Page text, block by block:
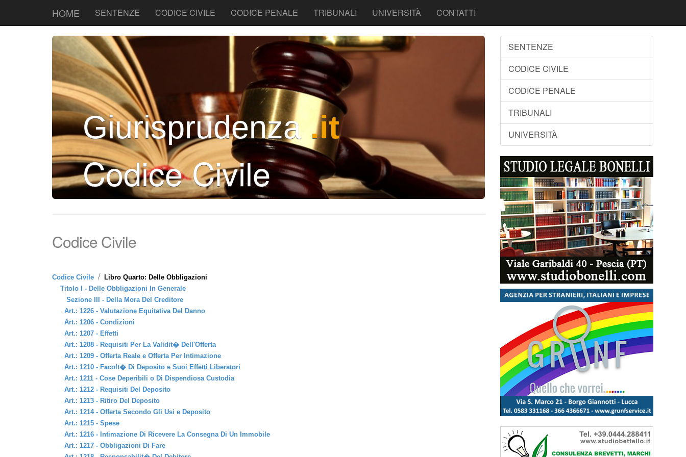
HOME SENTENZE CODICE CIVILE CODICE PENALE TRIBUNALI UNIVERSITÀ CONTATTI
Giurisprudenza.it
Codice Civile
Codice Civile
Codice Civile / Libro Quarto: Delle Obbligazioni
Titolo I - Delle Obbligazioni In Generale
Sezione III - Della Mora Del Creditore
Art.: 1226 - Valutazione Equitativa Del Danno
Art.: 1206 - Condizioni
Art.: 1207 - Effetti
Art.: 1208 - Requisiti Per La Validit� Dell'Offerta
Art.: 1209 - Offerta Reale e Offerta Per Intimazione
Art.: 1210 - Facolt� Di Deposito e Suoi Effetti Liberatori
Art.: 1211 - Cose Deperibili o Di Dispendiosa Custodia
Art.: 1212 - Requisiti Del Deposito
Art.: 1213 - Ritiro Del Deposito
Art.: 1214 - Offerta Secondo Gli Usi e Deposito
Art.: 1215 - Spese
Art.: 1216 - Intimazione Di Ricevere La Consegna Di Un Immobile
Art.: 1217 - Obbligazioni Di Fare
SENTENZE
CODICE CIVILE
CODICE PENALE
TRIBUNALI
UNIVERSITÀ